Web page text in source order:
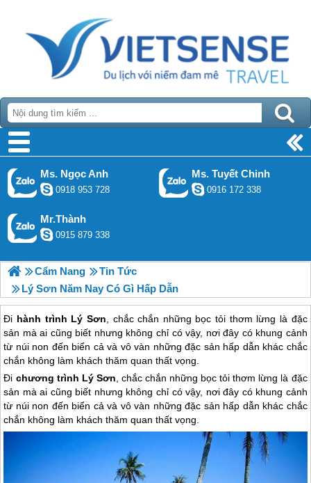
Ms. Ngọc Anh
0918 953 728
Ms. Tuyết Chinh
0916 172 338
Mr.Thành
0915 879 338
Cẩm Nang
Tin Tức
Lý Sơn Năm Nay Có Gì Hấp Dẫn
Đi hành trình Lý Sơn, chắc chắn những bọc tỏi thơm lừng là đặc
sản mà ai cũng biết nhưng không chỉ có vậy, nơi đây có khung cảnh
từ núi non đến biển cả và vô vàn những đặc sản hấp dẫn khác chắc
chắn không làm khách thăm quan thất vọng.
Đi chương trình Lý Sơn, chắc chắn những bọc tỏi thơm lừng là đặc
sản mà ai cũng biết nhưng không chỉ có vậy, nơi đây có khung cảnh
từ núi non đến biển cả và vô vàn những đặc sản hấp dẫn khác chắc
chắn không làm khách thăm quan thất vọng.